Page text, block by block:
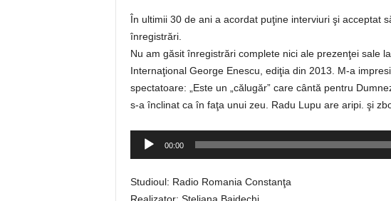
În ultimii 30 de ani a acordat puţine interviuri şi acceptat
înregistrări.
Nu am găsit înregistrări complete nici ale prezenţei sale
Internaţional George Enescu, ediţia din 2013. M-a
spectatoare: „Este un „călugăr” care cântă pentru
s-a înclinat ca în faţa unui zeu. Radu Lupu are aripi. şi
Player
00:00
Studioul: Radio Romania Constanţa